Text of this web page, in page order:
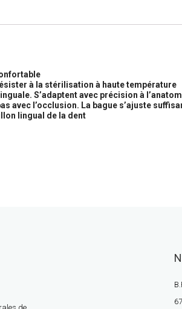
à la stérilisation à haute température
S’adaptent avec précision à
avec l’occlusion. La bague s’ajuste
lingual de la dent